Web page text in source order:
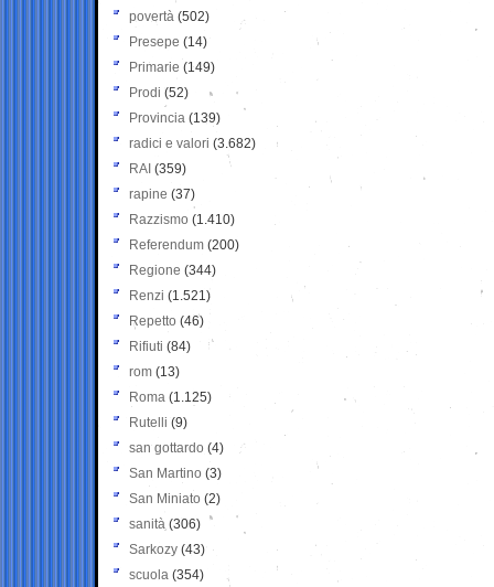
povertà (502)
Presepe (14)
Primarie (149)
Prodi (52)
Provincia (139)
radici e valori (3.682)
RAI (359)
rapine (37)
Razzismo (1.410)
Referendum (200)
Regione (344)
Renzi (1.521)
Repetto (46)
Rifiuti (84)
rom (13)
Roma (1.125)
Rutelli (9)
san gottardo (4)
San Martino (3)
San Miniato (2)
sanità (306)
Sarkozy (43)
scuola (354)